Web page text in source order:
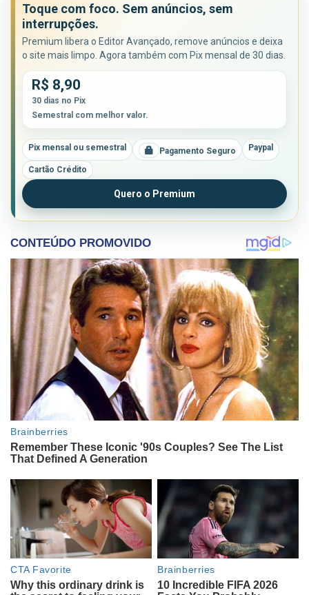
Toque com foco. Sem anúncios, sem
interrupções.
Premium libera o Editor Avançado, remove anúncios e deixa
o site mais limpo. Agora também com Pix mensal de 30 dias.
R$ 8,90
30 dias no Pix
Semestral com melhor valor.
Pix mensal ou semestral Pagamento Seguro Paypal
Cartão Crédito
Quero o Premium